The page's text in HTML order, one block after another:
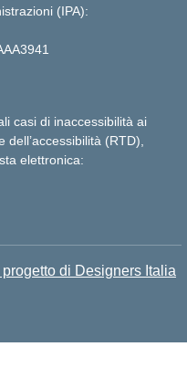
(IPA):
casi di inaccessibilità ai
(RTD),
elettronica:
progetto di Designers Italia